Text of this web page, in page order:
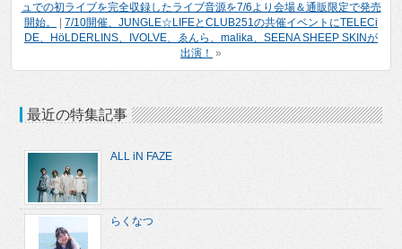
ュでの初ライブを完全収録したライブ音源を7/6より会場＆通販限定で発売
開始。
7/10開催、JUNGLE☆LIFEとCLUB251の共催イベントにTELECi
DE、HöLDERLINS、IVOLVE、ゑんら、malika、SEENA SHEEP SKINが
出演！ »
最近の特集記事
ALL iN FAZE
らくなつ